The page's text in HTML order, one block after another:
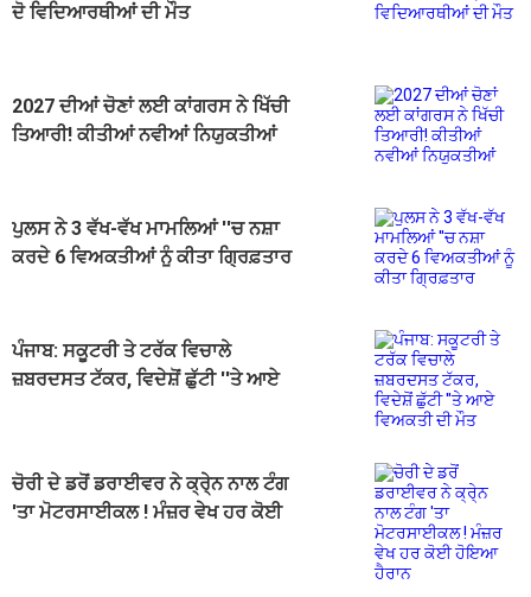
ਦੋ ਵਿਦਿਆਰਥੀਆਂ ਦੀ ਮੌਤ
2027 ਦੀਆਂ ਚੋਣਾਂ ਲਈ ਕਾਂਗਰਸ ਨੇ ਖਿੱਚੀ
ਤਿਆਰੀ! ਕੀਤੀਆਂ ਨਵੀਆਂ ਨਿਯੁਕਤੀਆਂ
ਪੁਲਸ ਨੇ 3 ਵੱਖ-ਵੱਖ ਮਾਮਲਿਆਂ ''ਚ ਨਸ਼ਾ
ਕਰਦੇ 6 ਵਿਅਕਤੀਆਂ ਨੂੰ ਕੀਤਾ ਗ੍ਰਿਫ਼ਤਾਰ
ਪੰਜਾਬ: ਸਕੂਟਰੀ ਤੇ ਟਰੱਕ ਵਿਚਾਲੇ
ਜ਼ਬਰਦਸਤ ਟੱਕਰ, ਵਿਦੇਸ਼ੋਂ ਛੁੱਟੀ ''ਤੇ ਆਏ
ਚੋਰੀ ਦੇ ਡਰੋਂ ਡਰਾਈਵਰ ਨੇ ਕ੍ਰੇ੍ਨ ਨਾਲ ਟੰਗ
'ਤਾ ਮੋਟਰਸਾਈਕਲ ! ਮੰਜ਼ਰ ਵੇਖ ਹਰ ਕੋਈ